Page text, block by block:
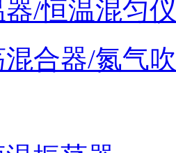
/恒温混匀仪
合器/氮气